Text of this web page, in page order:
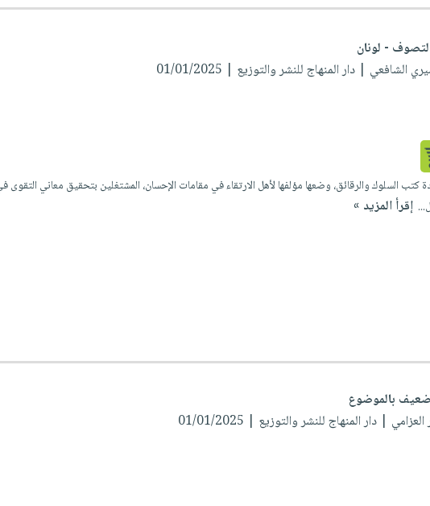
- لونان
الشافعي | دار المنهاج للنشر والتوزيع | 01/01/2025
كتب السلوك والرقائق، وضعها مؤلفها لأهل الارتقاء في مقامات الإحسان، المشتغلين بتحقيق معاني التقوى
إقرأ المزيد »
بالموضوع
| دار المنهاج للنشر والتوزيع | 01/01/2025